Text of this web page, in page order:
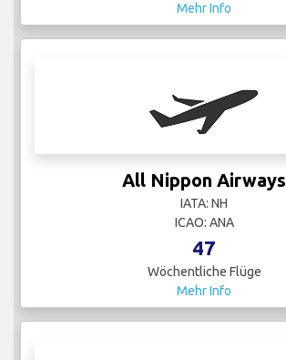
Mehr Info
All Nippon Airways
IATA: NH
ICAO: ANA
47
Wöchentliche Flüge
Mehr Info